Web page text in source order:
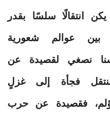
يكن انتقالًا سلسًا بقدر
بين عوالم شعورية
نصغي لقصيدة عن
فجأة إلى غزلٍ
فقصيدة عن حرب